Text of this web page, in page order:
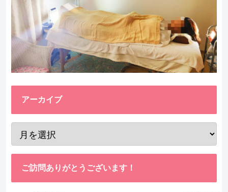
アーカイブ
ご訪問ありがとうございます！